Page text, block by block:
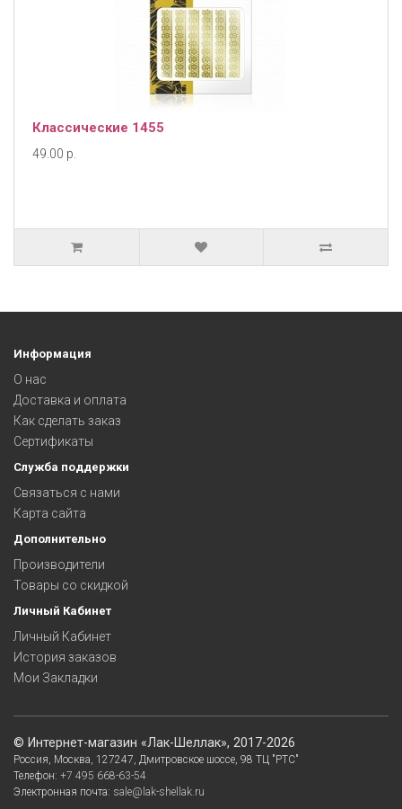
Классические 1455
49.00 р.
Информация
О нас
Доставка и оплата
Как сделать заказ
Сертификаты
Служба поддержки
Связаться с нами
Карта сайта
Дополнительно
Производители
Товары со скидкой
Личный Кабинет
Личный Кабинет
История заказов
Мои Закладки
© Интернет-магазин «Лак-Шеллак», 2017-2026
Россия, Москва, 127247, Дмитровское шоссе, 98 ТЦ "РТС"
Телефон: +7 495 668-63-54
Электронная почта: sale@lak-shellak.ru